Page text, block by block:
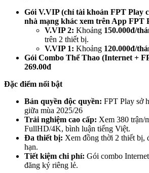
Gói V.VIP (chỉ tài khoản FPT Play
nhà mạng khác xem trên App FPT
V.VIP 2: Khoảng 150.000đ/
trên 2 thiết bị.
V.VIP 1: Khoảng 120.000đ/
Gói Combo Thể Thao (Internet +
269.00đ
Đặc điểm nổi bật
Bản quyền độc quyền: FPT Play sở
giữa mùa 2025/26
Trải nghiệm cao cấp: Xem 380 trận/
FullHD/4K, bình luận tiếng Việt.
Đa thiết bị: Xem đồng thời 2 thiết bị,
hạn.
Tiết kiệm chi phí: Gói combo
đăng ký riêng lẻ.